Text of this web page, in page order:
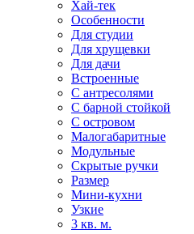
Хай-тек
Особенности
Для студии
Для хрущевки
Для дачи
Встроенные
С антресолями
С барной стойкой
С островом
Малогабаритные
Модульные
Скрытые ручки
Размер
Мини-кухни
Узкие
3 кв. м.